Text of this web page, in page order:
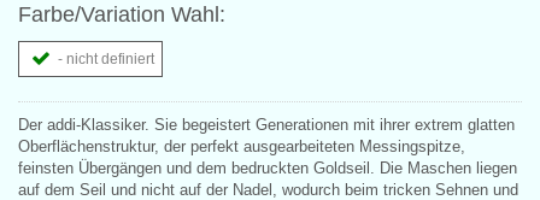
Farbe/Variation Wahl:
- nicht definiert
Der addi-Klassiker. Sie begeistert Generationen mit ihrer extrem glatten
Oberflächenstruktur, der perfekt ausgearbeiteten Messingspitze,
feinsten Übergängen und dem bedruckten Goldseil. Die Maschen liegen
auf dem Seil und nicht auf der Nadel, wodurch beim tricken Sehnen und